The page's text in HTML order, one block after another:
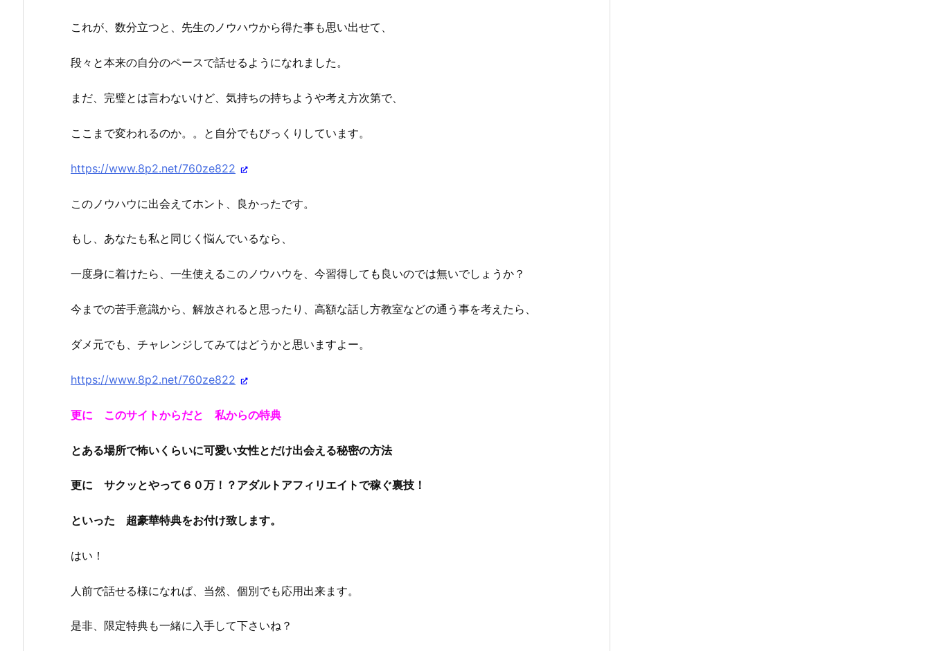
これが、数分立つと、先生のノウハウから得た事も思い出せて、
段々と本来の自分のペースで話せるようになれました。
まだ、完璧とは言わないけど、気持ちの持ちようや考え方次第で、
ここまで変われるのか。。と自分でもびっくりしています。
https://www.8p2.net/760ze822
このノウハウに出会えてホント、良かったです。
もし、あなたも私と同じく悩んでいるなら、
一度身に着けたら、一生使えるこのノウハウを、今習得しても良いのでは無いでしょうか？
今までの苦手意識から、解放されると思ったり、高額な話し方教室などの通う事を考えたら、
ダメ元でも、チャレンジしてみてはどうかと思いますよー。
https://www.8p2.net/760ze822
更に このサイトからだと 私からの特典
とある場所で怖いくらいに可愛い女性とだけ出会える秘密の方法
更に サクッとやって６０万！？アダルトアフィリエイトで稼ぐ裏技！
といった 超豪華特典をお付け致します。
はい！
人前で話せる様になれば、当然、個別でも応用出来ます。
是非、限定特典も一緒に入手して下さいね？